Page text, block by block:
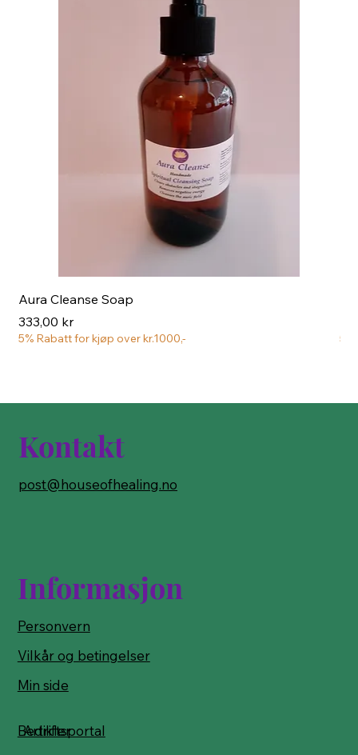
Aura Cleanse Soap
Pris
333,00 kr
5% Rabatt for kjøp over kr.1000,-
Kontakt
post@houseofhealing.no
Informasjon
Personvern
Vilkår og betingelser
Min side
Bedriftsportal
Artikler